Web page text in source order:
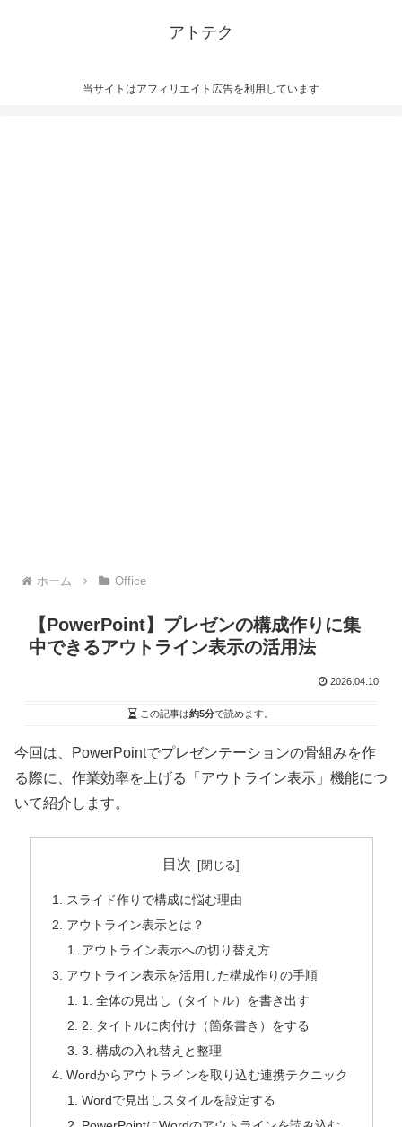
アトテク
当サイトはアフィリエイト広告を利用しています
ホーム Office
【PowerPoint】プレゼンの構成作りに集
中できるアウトライン表示の活用法
2026.04.10
この記事は約5分で読めます。
今回は、PowerPointでプレゼンテーションの骨組みを作
る際に、作業効率を上げる「アウトライン表示」機能につ
いて紹介します。
目次
スライド作りで構成に悩む理由
アウトライン表示とは？
アウトライン表示への切り替え方
アウトライン表示を活用した構成作りの手順
1. 全体の見出し（タイトル）を書き出す
2. タイトルに肉付け（箇条書き）をする
3. 構成の入れ替えと整理
Wordからアウトラインを取り込む連携テクニック
Wordで見出しスタイルを設定する